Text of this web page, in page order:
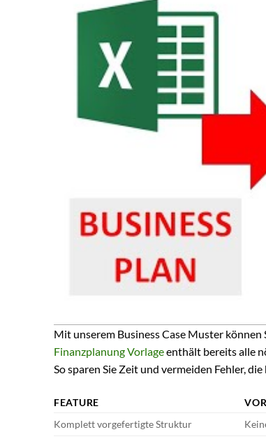
Mit unserem Business Case Muster
Finanzplanung Vorlageenthält bereits alle
So sparen Sie Zeit und vermeiden Fehler,
FEATURE
Komplett vorgefertigte Struktur